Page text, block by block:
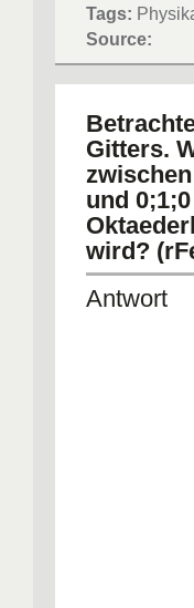
Tags:
Source:
Gitters.
und
wird?
Antwort